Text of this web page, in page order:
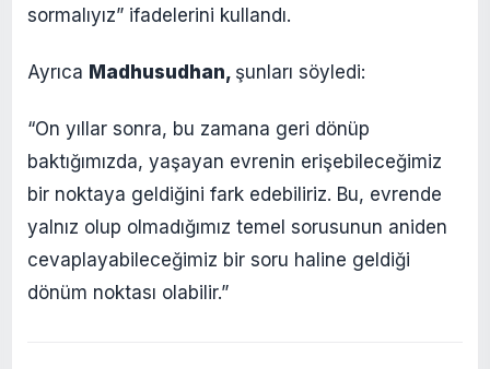
sormalıyız” ifadelerini kullandı.
Ayrıca Madhusudhan, şunları söyledi:
“On yıllar sonra, bu zamana geri dönüp
baktığımızda, yaşayan evrenin erişebileceğimiz
bir noktaya geldiğini fark edebiliriz. Bu, evrende
yalnız olup olmadığımız temel sorusunun aniden
cevaplayabileceğimiz bir soru haline geldiği
dönüm noktası olabilir.”